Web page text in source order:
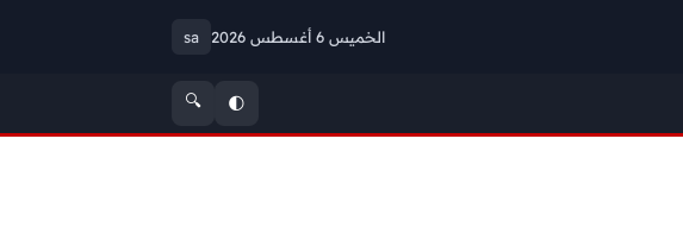
الخميس 6 أغسطس 2026 sa
🌓
🔍